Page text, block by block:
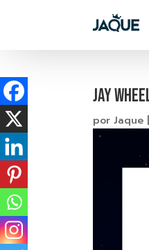
Jay
porJaque